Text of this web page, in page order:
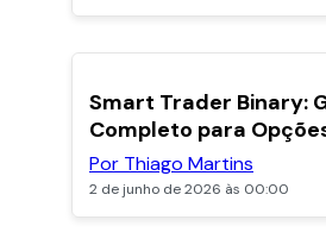
Smart Trader Binary:
Completo para
Por Thiago Martins
2 de junho de 2026 às 00:00